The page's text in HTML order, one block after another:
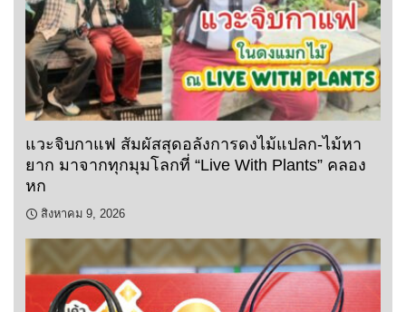
แวะจิบกาแฟ สัมผัสสุดอลังการดงไม้แปลก-ไม้หา
ยาก มาจากทุกมุมโลกที่ “Live With Plants” คลอง
หก
สิงหาคม 9, 2026